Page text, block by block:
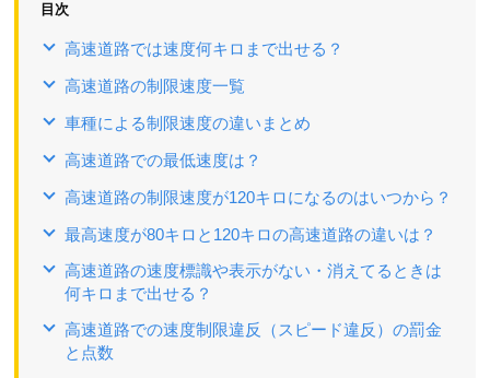
目次
高速道路では速度何キロまで出せる？
高速道路の制限速度一覧
車種による制限速度の違いまとめ
高速道路での最低速度は？
高速道路の制限速度が120キロになるのはいつから？
最高速度が80キロと120キロの高速道路の違いは？
高速道路の速度標識や表示がない・消えてるときは
何キロまで出せる？
高速道路での速度制限違反（スピード違反）の罰金
と点数